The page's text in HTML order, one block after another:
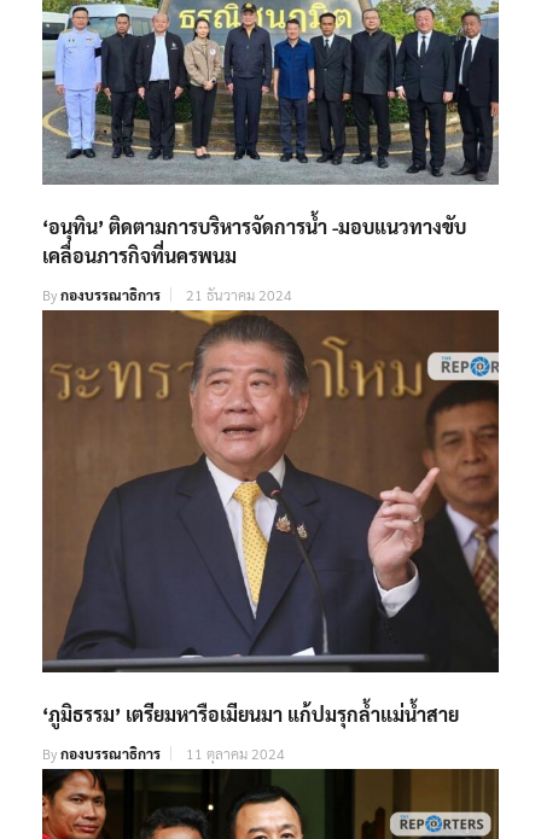
‘อนุทิน’ ติดตามการบริหารจัดการน้ำ -มอบแนวทางขับ
เคลื่อนภารกิจที่นครพนม
Byกองบรรณาธิการ 21 ธันวาคม 2024
‘ภูมิธรรม’ เตรียมหารือเมียนมา แก้ปมรุกล้ำแม่น้ำสาย
Byกองบรรณาธิการ 11 ตุลาคม 2024